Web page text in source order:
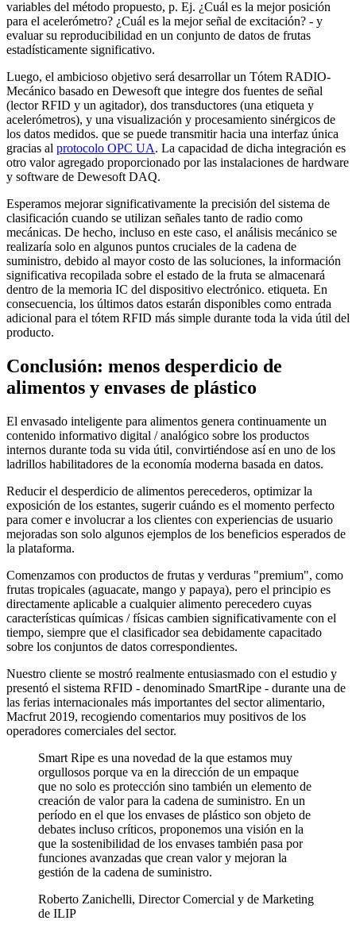
variables del método propuesto, p. Ej. ¿Cuál es la mejor posición
para el acelerómetro? ¿Cuál es la mejor señal de excitación? - y
evaluar su reproducibilidad en un conjunto de datos de frutas
estadísticamente significativo.
Luego, el ambicioso objetivo será desarrollar un Tótem RADIO-
Mecánico basado en Dewesoft que integre dos fuentes de señal
(lector RFID y un agitador), dos transductores (una etiqueta y
acelerómetros), y una visualización y procesamiento sinérgicos de
los datos medidos. que se puede transmitir hacia una interfaz única
gracias al protocolo OPC UA. La capacidad de dicha integración es
otro valor agregado proporcionado por las instalaciones de hardware
y software de Dewesoft DAQ.
Esperamos mejorar significativamente la precisión del sistema de
clasificación cuando se utilizan señales tanto de radio como
mecánicas. De hecho, incluso en este caso, el análisis mecánico se
realizaría solo en algunos puntos cruciales de la cadena de
suministro, debido al mayor costo de las soluciones, la información
significativa recopilada sobre el estado de la fruta se almacenará
dentro de la memoria IC del dispositivo electrónico. etiqueta. En
consecuencia, los últimos datos estarán disponibles como entrada
adicional para el tótem RFID más simple durante toda la vida útil del
producto.
Conclusión: menos desperdicio de
alimentos y envases de plástico
El envasado inteligente para alimentos genera continuamente un
contenido informativo digital / analógico sobre los productos
internos durante toda su vida útil, convirtiéndose así en uno de los
ladrillos habilitadores de la economía moderna basada en datos.
Reducir el desperdicio de alimentos perecederos, optimizar la
exposición de los estantes, sugerir cuándo es el momento perfecto
para comer e involucrar a los clientes con experiencias de usuario
mejoradas son solo algunos ejemplos de los beneficios esperados de
la plataforma.
Comenzamos con productos de frutas y verduras "premium", como
frutas tropicales (aguacate, mango y papaya), pero el principio es
directamente aplicable a cualquier alimento perecedero cuyas
características químicas / físicas cambien significativamente con el
tiempo, siempre que el clasificador sea debidamente capacitado
sobre los conjuntos de datos correspondientes.
Nuestro cliente se mostró realmente entusiasmado con el estudio y
presentó el sistema RFID - denominado SmartRipe - durante una de
las ferias internacionales más importantes del sector alimentario,
Macfrut 2019, recogiendo comentarios muy positivos de los
operadores comerciales del sector.
Smart Ripe es una novedad de la que estamos muy
orgullosos porque va en la dirección de un empaque
que no solo es protección sino también un elemento de
creación de valor para la cadena de suministro. En un
período en el que los envases de plástico son objeto de
debates incluso críticos, proponemos una visión en la
que la sostenibilidad de los envases también pasa por
funciones avanzadas que crean valor y mejoran la
gestión de la cadena de suministro.
Roberto Zanichelli, Director Comercial y de Marketing
de ILIP